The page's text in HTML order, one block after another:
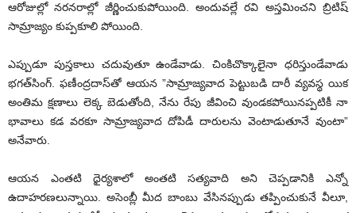
ఆరోజుల్లో నరనరాల్లో జీర్ణించుకుపోయింది. అందువల్లే రవి అస్తమించని బ్రిటిష్‌
సామ్రాజ్యం కుప్పకూలి పోయింది.
ఎప్పుడూ పుస్తకాలు చదువుతూ ఉండేవాడు. చింకిచొక్కాలైనా ధరిస్తుండేవాడు
భగత్‌సింగ్‌. ఫణీంద్రదాస్‌తో ఆయన ”సామ్రాజ్యవాద పెట్టుబడి దారీ వ్యవస్థ యిక
అంతిమ క్షణాలు లెక్క బెడుతోంది, నేను రేపు జీవించి వుండకపోయినప్పటికీ నా
భావాలు కడ వరకూ సామ్రాజ్యవాద దోపిడీ దారులను వెంటాడుతూనే వుంటా”
అనేవారు.
ఆయన ఎంతటి ధైర్యశాలో అంతటి సత్యవాది అని చెప్పడానికి ఎన్నో
ఉదాహరణలున్నాయి. అసెంబ్లీ మీద బాంబు వేసినప్పుడు తప్పించుకునే వీలూ,